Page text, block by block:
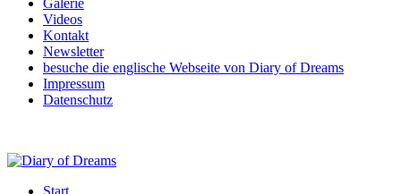
Galerie
Videos
Kontakt
Newsletter
besuche die englische Webseite von Diary of Dreams
Impressum
Datenschutz
Start